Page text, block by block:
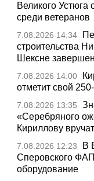
Великого Устюга
среди ветеранов
7.08.2026 14:34
строительства
Шексне завершен
7.08.2026 14:00
отметит свой
7.08.2026 13:35
«Серебряного
Кириллову
7.08.2026 12:23
В
Сперовского
оборудование